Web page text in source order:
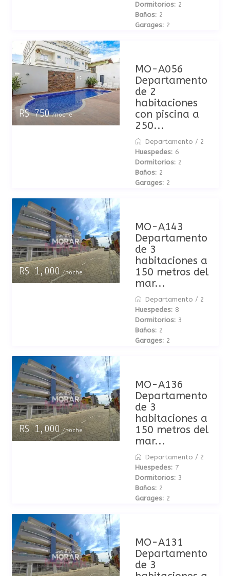
Dormitorios: 2
Baños: 2
Garages: 2
R$ 750/noche
MO-A056
Departamento
de 2
habitaciones
con piscina a
250...
Departamento / 2
Huespedes: 6
Dormitorios: 2
Baños: 2
Garages: 2
R$ 1,000/noche
MO-A143
Departamento
de 3
habitaciones a
150 metros del
mar...
Departamento / 2
Huespedes: 8
Dormitorios: 3
Baños: 2
Garages: 2
R$ 1,000/noche
MO-A136
Departamento
de 3
habitaciones a
150 metros del
mar...
Departamento / 2
Huespedes: 7
Dormitorios: 3
Baños: 2
Garages: 2
MO-A131
Departamento
de 3